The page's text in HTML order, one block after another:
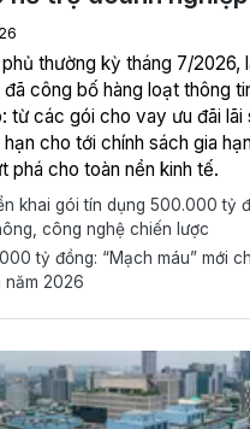
thường kỳ tháng 7/2026,
đã công bố hàng loạt thông
từ các gói cho vay ưu đãi lãi
cho tới chính sách gia
phá cho toàn nền kinh tế.
khai gói tín dụng 500.000 tỷ
công nghệ chiến lược
tỷ đồng: “Mạch máu” mới
năm 2026